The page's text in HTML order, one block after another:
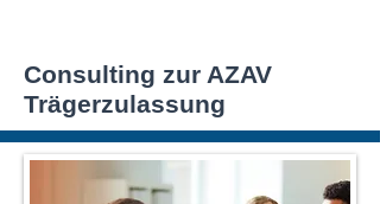
Consulting zur AZAV
Trägerzulassung